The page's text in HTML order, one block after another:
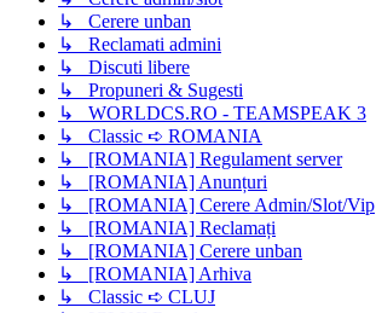
↳ Cerere unban
↳ Reclamati admini
↳ Discuti libere
↳ Propuneri & Sugesti
↳ WORLDCS.RO - TEAMSPEAK 3
↳ Classic ➪ ROMANIA
↳ [ROMANIA] Regulament server
↳ [ROMANIA] Anunțuri
↳ [ROMANIA] Cerere Admin/Slot/Vip
↳ [ROMANIA] Reclamați
↳ [ROMANIA] Cerere unban
↳ [ROMANIA] Arhiva
↳ Classic ➪ CLUJ